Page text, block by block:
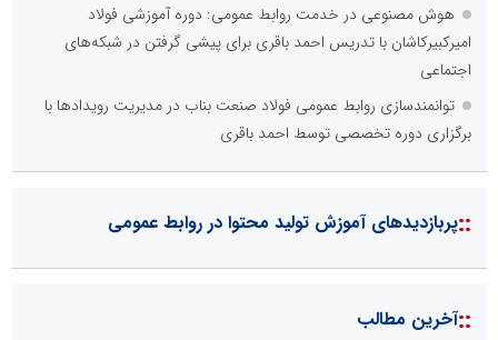
هوش مصنوعی در خدمت روابط عمومی: دوره آموزشی فولاد
امیرکبیرکاشان با تدریس احمد باقری برای پیشی گرفتن در شبکه‌های
اجتماعی
توانمندسازی روابط عمومی فولاد صنعت بناب در مدیریت رویدادها با
برگزاری دوره تخصصی توسط احمد باقری
::پربازدیدهای آموزش تولید محتوا در روابط عمومی
::آخرین مطالب